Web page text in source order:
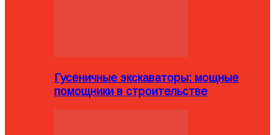
Гусеничные экскаваторы: мощные
помощники в строительстве